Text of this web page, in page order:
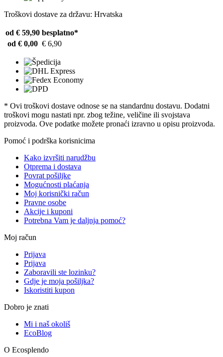
Troškovi dostave za državu: Hrvatska
od € 59,90 besplatno*
od € 0,00 € 6,90
* Ovi troškovi dostave odnose se na standardnu ​​dostavu. Dodatni
troškovi mogu nastati npr. zbog težine, veličine ili svojstava
proizvoda. Ove podatke možete pronaći izravno u opisu proizvoda.
Pomoć i podrška korisnicima
Kako izvršiti narudžbu
Otprema i dostava
Povrat pošiljke
Mogućnosti plaćanja
Moj korisnički račun
Pravne osobe
Akcije i kuponi
Potrebna Vam je daljnja pomoć?
Moj račun
Prijava
Prijava
Zaboravili ste lozinku?
Gdje je moja pošiljka?
Iskoristiti kupon
Dobro je znati
Mi i naš okoliš
EcoBlog
O Ecosplendo